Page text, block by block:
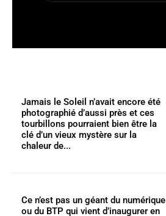
Jamais le Soleil n’avait encore été
photographié d’aussi près et ces
tourbillons pourraient bien être la
clé d’un vieux mystère sur la
chaleur de...
Ce n’est pas un géant du numérique
ou du BTP qui vient d’inaugurer en